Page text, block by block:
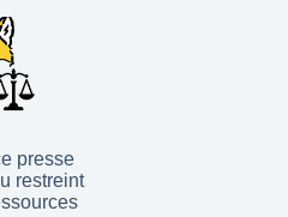
presse
restreint